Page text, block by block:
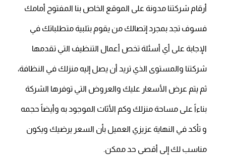
أرقام شركتنا مدونة على الموقع الخاص بنا المفتوح أمامك
فسوف تجد بمجرد إتصالك من يقوم بتلبية متطلباتك في
الإجابة على أي أسئلة تخص أعمال التنظيف التي تقدمها
شركتنا والمستوى الذي تريد أن يصل إليه منزلك في النظافة،
ثم يتم عرض الأسعار عليك والعروض التي توفرها الشركة
بناءاً على مساحة منزلك وكم الأثاث الموجود به وأيضاً حجمه
و تأكد في النهاية عزيزي العميل بأن السعر يرضيك ويكون
مناسب لك إلى أقصى حد ممكن.